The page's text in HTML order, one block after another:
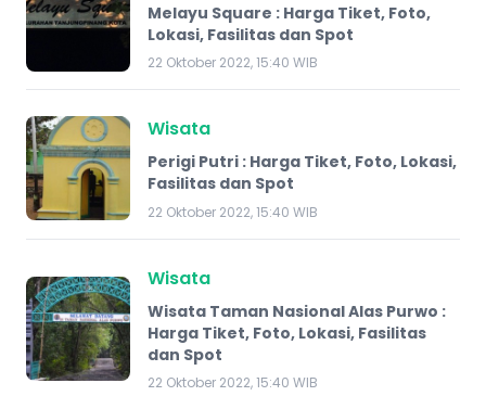
Melayu Square : Harga Tiket, Foto,
Lokasi, Fasilitas dan Spot
22 Oktober 2022, 15:40 WIB
Wisata
Perigi Putri : Harga Tiket, Foto, Lokasi,
Fasilitas dan Spot
22 Oktober 2022, 15:40 WIB
Wisata
Wisata Taman Nasional Alas Purwo :
Harga Tiket, Foto, Lokasi, Fasilitas
dan Spot
22 Oktober 2022, 15:40 WIB